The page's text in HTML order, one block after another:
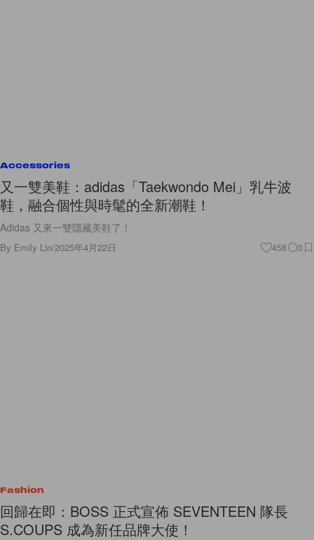
Accessories
又一雙美鞋：adidas「Taekwondo Mei」乳牛波
鞋，融合個性與時髦的全新潮鞋！
Adidas 又來一雙隱藏美鞋了！
By Emily Lin/2025年4月22日 458 0
Fashion
回歸在即：BOSS 正式宣佈 SEVENTEEN 隊長
S.COUPS 成為新任品牌大使！